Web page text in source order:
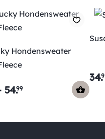
Hondensweater
54.99
34.